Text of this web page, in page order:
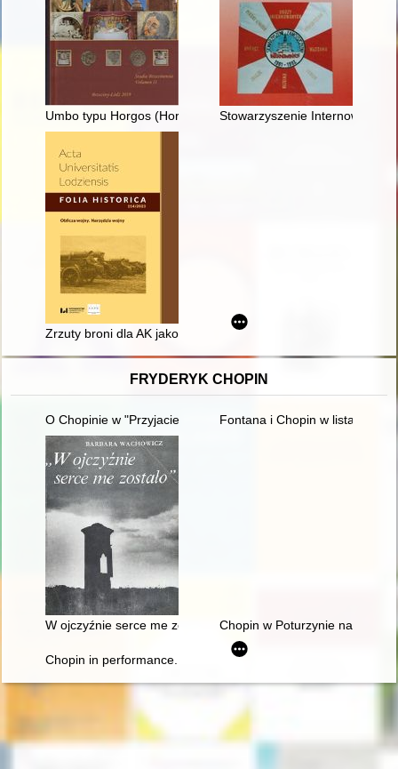
Umbo typu Horgos (Horgoš) z Pludwin, pow. Zgierz, w
Stowarzyszenie
Zrzuty broni dla AK jako przedmiot zainteresowania
FRYDERYK CHOPIN
O Chopinie w "Przyjacielu Ludu" (1836)Fontana i Chopin w listach
W ojczyźnie serce me zostało". Szlakiem Mickiewicza,
Chopin w Poturzynie na Ziemi
Chopin in performance. History, theory, practice